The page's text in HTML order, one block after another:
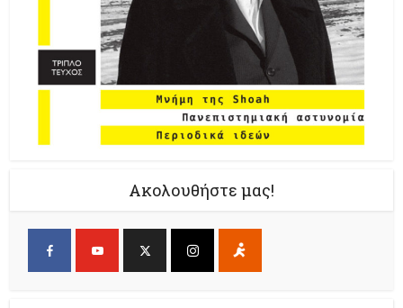
Ακολουθήστε μας!